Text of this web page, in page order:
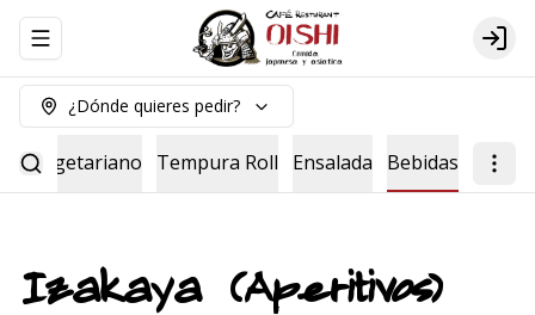
Abrir menu de navegación Login
¿Dónde quieres pedir?
vegetariano Tempura Roll Ensalada Bebidas
Izakaya (Aperitivos)